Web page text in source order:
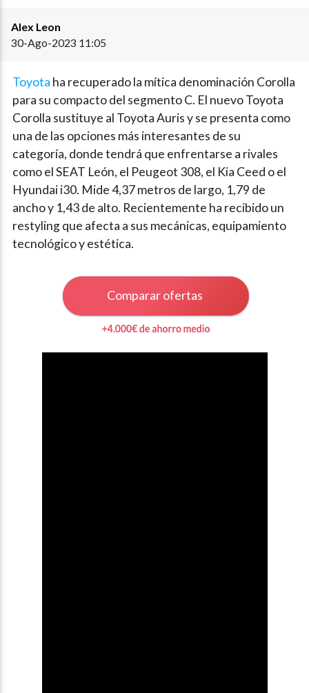
Alex Leon
30-Ago-2023 11:05
Toyota ha recuperado la mítica denominación Corolla
para su compacto del segmento C. El nuevo Toyota
Corolla sustituye al Toyota Auris y se presenta como
una de las opciones más interesantes de su
categoría, donde tendrá que enfrentarse a rivales
como el SEAT León, el Peugeot 308, el Kia Ceed o el
Hyundai i30. Mide 4,37 metros de largo, 1,79 de
ancho y 1,43 de alto. Recientemente ha recibido un
restyling que afecta a sus mecánicas, equipamiento
tecnológico y estética.
Comparar ofertas